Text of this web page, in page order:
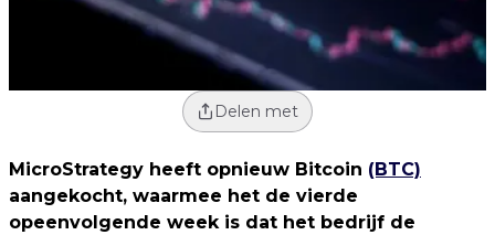
Delen met
MicroStrategy heeft opnieuw Bitcoin (BTC)
aangekocht, waarmee het de vierde
opeenvolgende week is dat het bedrijf de